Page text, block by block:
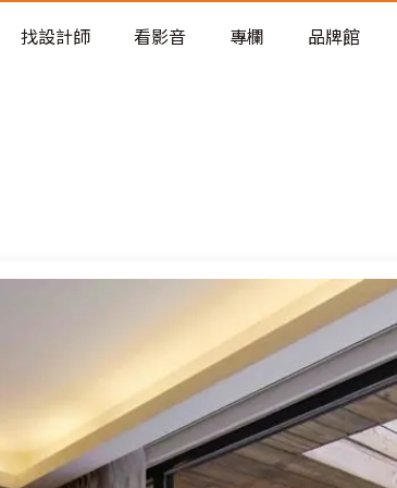
老屋預算分配與高 CP 值煥新術
找設計師 看影音 專欄 品牌館